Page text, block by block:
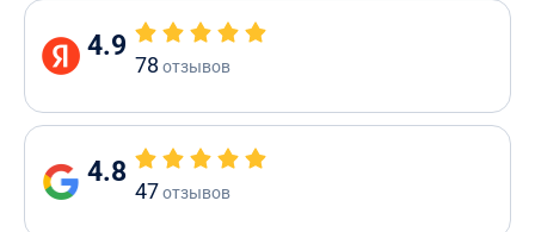
4.9
78 отзывов
4.8
47отзывов